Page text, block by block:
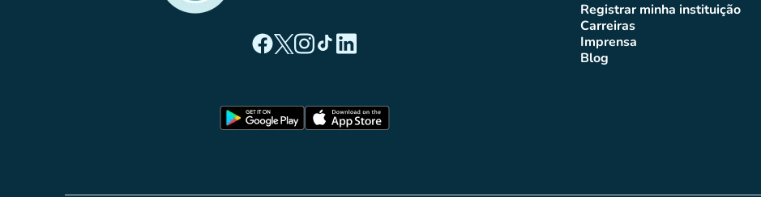
(novo separador)
(novo separador)
(novo separador)
(novo separador)
(novo separador)
Registrar minha instituição
(novo separador)
Carreiras(novo separador)
Imprensa(novo separador)
Blog(novo separador)